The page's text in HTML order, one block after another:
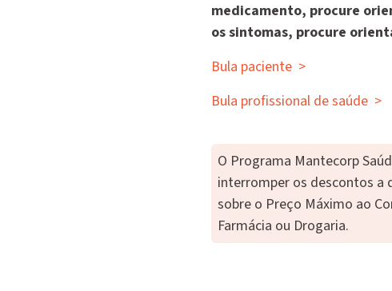
medicamento, procure
os sintomas, procure
Bula paciente >
Bula profissional de saúde >
O Programa Mantecorp
interromper os descontos a
sobre o Preço Máximo ao
Farmácia ou Drogaria.